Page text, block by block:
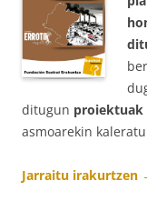
ditugun proiektuak
asmoarekin
Jarraitu irakurtzen